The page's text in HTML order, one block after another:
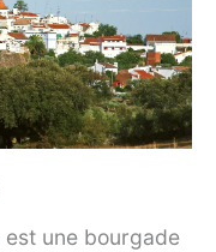
est une bourgade